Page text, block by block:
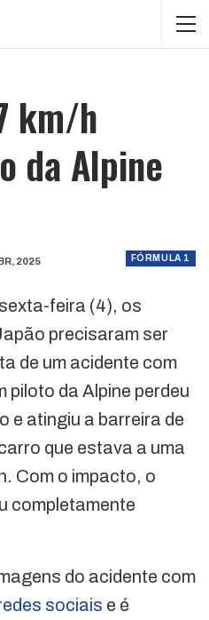
km/h
da Alpine
FÓRMULA 1
2025
feira (4), os
precisaram ser
de um acidente com
piloto da Alpine perdeu
e atingiu a barreira de
que estava a uma
Com o impacto, o
completamente
do acidente com
sociais e é